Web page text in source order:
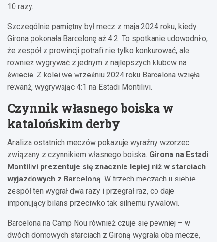
10 razy.
Szczególnie pamiętny był mecz z maja 2024 roku, kiedy
Girona pokonała Barcelonę aż 4:2. To spotkanie udowodniło,
że zespół z prowincji potrafi nie tylko konkurować, ale
również wygrywać z jednym z najlepszych klubów na
świecie. Z kolei we wrześniu 2024 roku Barcelona wzięła
rewanż, wygrywając 4:1 na Estadi Montilivi.
Czynnik własnego boiska w
katalońskim derby
Analiza ostatnich meczów pokazuje wyraźny wzorzec
związany z czynnikiem własnego boiska. Girona na Estadi
Montilivi prezentuje się znacznie lepiej niż w starciach
wyjazdowych z Barceloną. W trzech meczach u siebie
zespół ten wygrał dwa razy i przegrał raz, co daje
imponujący bilans przeciwko tak silnemu rywalowi.
Barcelona na Camp Nou również czuje się pewniej – w
dwóch domowych starciach z Gironą wygrała oba mecze,